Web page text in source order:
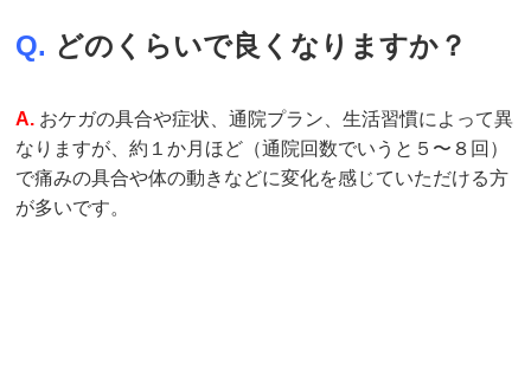
Q. どのくらいで良くなりますか？
A. おケガの具合や症状、通院プラン、生活習慣によって異
なりますが、約１か月ほど（通院回数でいうと５〜８回）
で痛みの具合や体の動きなどに変化を感じていただける方
が多いです。